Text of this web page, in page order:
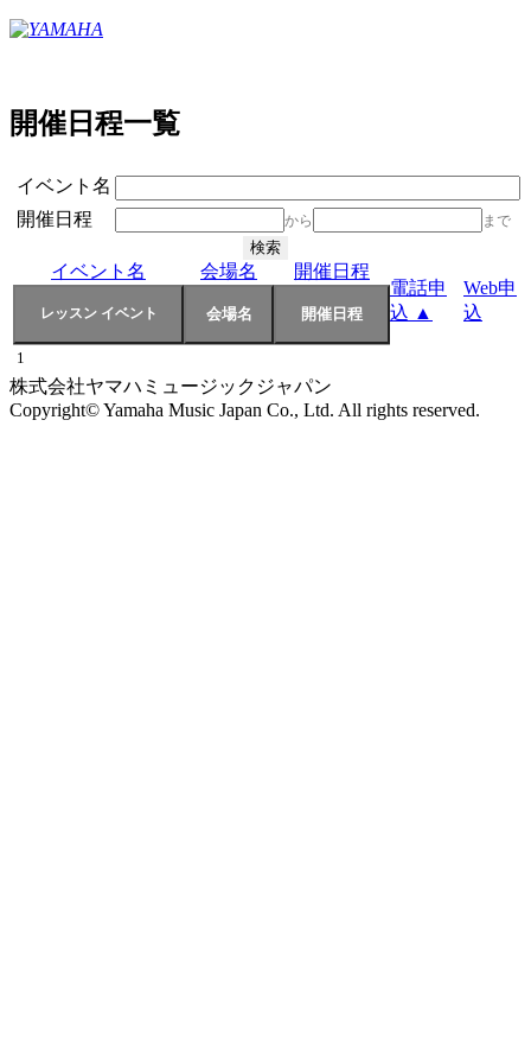
開催日程一覧
イベント名
開催日程
から まで
イベント名 会場名
開催日程
電話申
込 ▲
Web申
込
1
株式会社ヤマハミュージックジャパン
Copyright© Yamaha Music Japan Co., Ltd. All rights reserved.